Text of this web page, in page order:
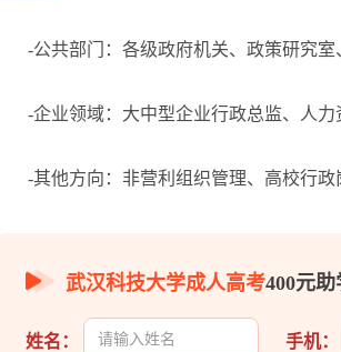
-公共部门：各级政府机关、政策研究室
-企业领域：大中型企业行政总监、人力
-其他方向：非营利组织管理、高校行政
武汉科技大学成人高考400元
姓名： 手机：